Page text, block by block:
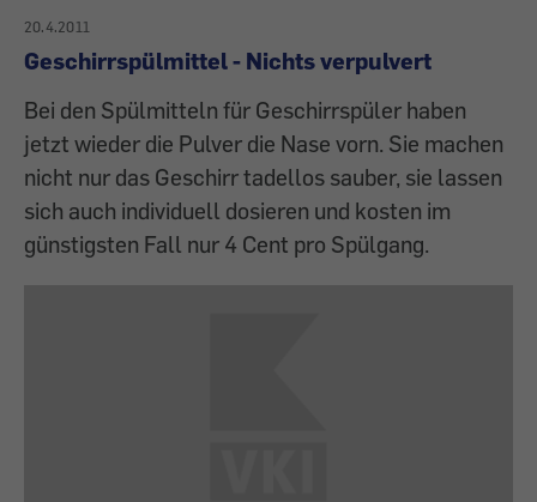
20.4.2011
Geschirrspülmittel - Nichts verpulvert
Bei den Spülmitteln für Geschirrspüler haben
jetzt wieder die Pulver die Nase vorn. Sie machen
nicht nur das Geschirr ­tadellos sauber, sie lassen
sich auch individuell dosieren und kosten im
günstigsten Fall nur 4 Cent pro Spülgang.